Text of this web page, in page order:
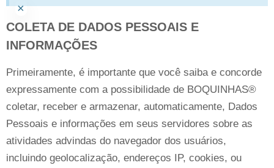
×
COLETA DE DADOS PESSOAIS E
INFORMAÇÕES
Primeiramente, é importante que você saiba e concorde
expressamente com a possibilidade de BOQUINHAS®
coletar, receber e armazenar, automaticamente, Dados
Pessoais e informações em seus servidores sobre as
atividades advindas do navegador dos usuários,
incluindo geolocalização, endereços IP, cookies, ou